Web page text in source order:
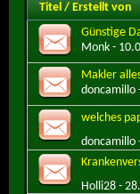
Titel / Erstellt von
Günstige
Monk -
Makler
doncamillo
welches
doncamillo
Holli28 -